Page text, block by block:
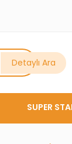
Detaylı Ara
SUPER